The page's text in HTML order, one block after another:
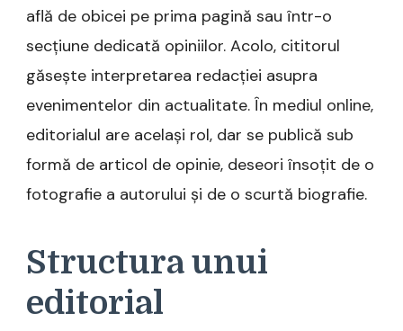
află de obicei pe prima pagină sau într-o
secțiune dedicată opiniilor. Acolo, cititorul
găsește interpretarea redacției asupra
evenimentelor din actualitate. În mediul online,
editorialul are același rol, dar se publică sub
formă de articol de opinie, deseori însoțit de o
fotografie a autorului și de o scurtă biografie.
Structura unui
editorial